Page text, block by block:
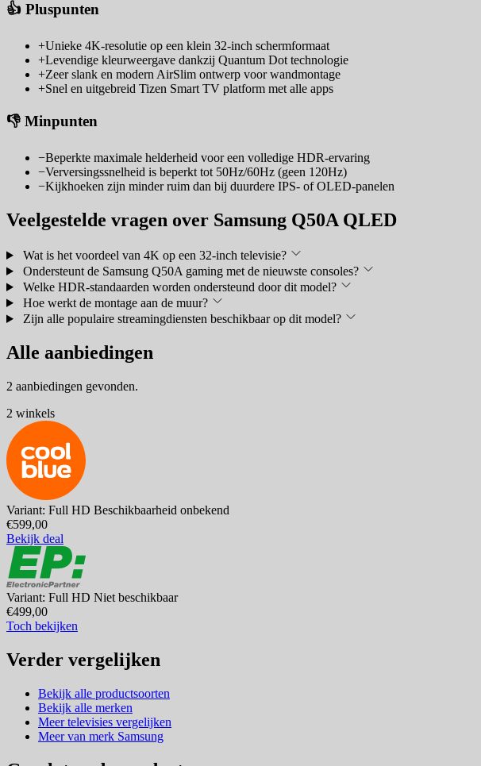
👍 Pluspunten
+Unieke 4K-resolutie op een klein 32-inch schermformaat
+Levendige kleurweergave dankzij Quantum Dot technologie
+Zeer slank en modern AirSlim ontwerp voor wandmontage
+Snel en uitgebreid Tizen Smart TV platform met alle apps
👎 Minpunten
−Beperkte maximale helderheid voor een volledige HDR-ervaring
−Verversingssnelheid is beperkt tot 50Hz/60Hz (geen 120Hz)
−Kijkhoeken zijn minder ruim dan bij duurdere IPS- of OLED-panelen
Veelgestelde vragen over Samsung Q50A QLED
Wat is het voordeel van 4K op een 32-inch televisie?
Ondersteunt de Samsung Q50A gaming met de nieuwste consoles?
Welke HDR-standaarden worden ondersteund door dit model?
Hoe werkt de montage aan de muur?
Zijn alle populaire streamingdiensten beschikbaar op dit model?
Alle aanbiedingen
2 aanbiedingen gevonden.
2 winkels
Variant: Full HD Beschikbaarheid onbekend
€599,00
Bekijk deal
Variant: Full HD Niet beschikbaar
€499,00
Toch bekijken
Verder vergelijken
Bekijk alle productsoorten
Bekijk alle merken
Meer televisies vergelijken
Meer van merk Samsung